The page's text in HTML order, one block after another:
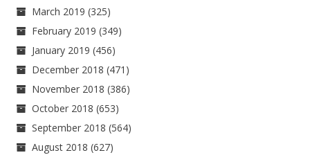
March 2019 (325)
February 2019 (349)
January 2019 (456)
December 2018 (471)
November 2018 (386)
October 2018 (653)
September 2018 (564)
August 2018 (627)